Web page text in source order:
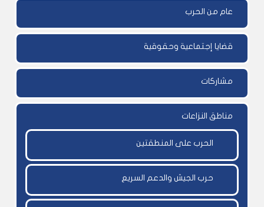
عام من الحرب
قضايا إجتماعية وحقوقية
مشاركات
مناطق النزاعات
الحرب على المنطقتين
حرب الجيش والدعم السريع